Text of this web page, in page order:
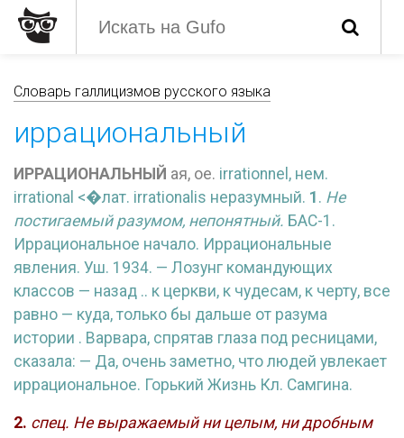
Словарь галлицизмов русского языка
иррациональный
ИРРАЦИОНАЛЬНЫЙ ая, ое. irrationnel, нем.
irrational <�лат. irrationalis неразумный. 1 . Не
постигаемый разумом, непонятный. БАС-1.
Иррациональное начало. Иррациональные
явления. Уш. 1934. — Лозунг командующих
классов — назад .. к церкви, к чудесам, к черту, все
равно — куда, только бы дальше от разума
истории . Варвара, спрятав глаза под ресницами,
сказала: — Да, очень заметно, что людей увлекает
иррациональное. Горький Жизнь Кл. Самгина.
2. спец. Не выражаемый ни целым, ни дробным